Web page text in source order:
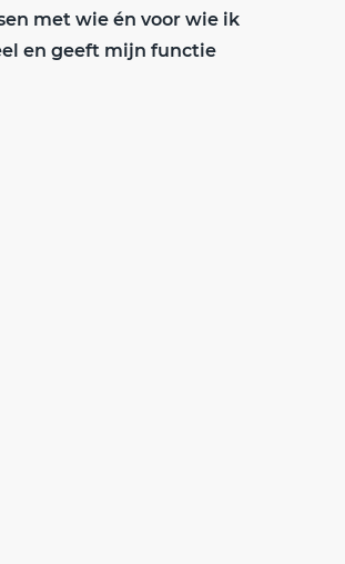
met wie én voor wie ik
en geeft mijn functie